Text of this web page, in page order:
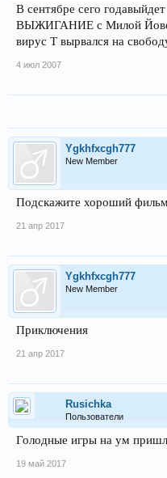
В сентябре сего
ВЫЖИГАНИЕ с Милой
вирус Т вырвался на
4 июл 2007
Ygkhfxcgh777
New Member
Подскажите хороший
21 апр 2017
Ygkhfxcgh777
New Member
Приключения
21 апр 2017
Rusichka
Пользователи
Голодные игры на ум
19 май 2017